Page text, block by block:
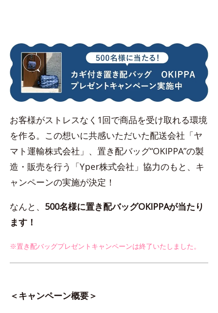
お客様がストレスなく1回で商品を受け取れる環境
を作る。この想いに共感いただいた配送会社「ヤ
マト運輸株式会社」、置き配バッグ“OKIPPA”の製
造・販売を行う「Yper株式会社」協力のもと、キ
ャンペーンの実施が決定！
なんと、 500名様に置き配バッグOKIPPAが当たり
ます！
※置き配バッグプレゼントキャンペーンは終了いたしました。
＜キャンペーン概要＞